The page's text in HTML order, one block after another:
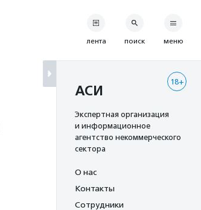
лента поиск меню
18+
АСИ
Экспертная организация
и информационное
агентство некоммерческого
сектора
О нас
Контакты
Сотрудники